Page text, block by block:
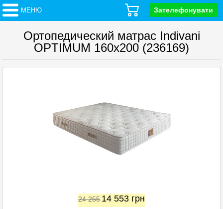
МЕНЮ Зателефонувати
Ортопедический матрас Indivani
OPTIMUM 160x200 (236169)
24 255 14 553 грн